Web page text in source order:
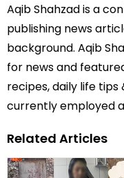
Aqib Shahzad is a
publishing news
background. Aqib
for news and
recipes, daily life
currently employed
Related Articles